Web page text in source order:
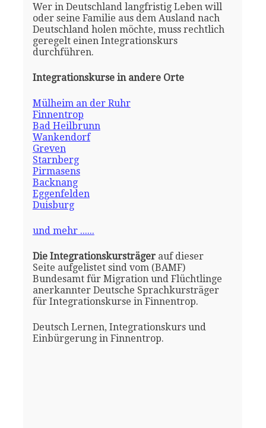
Wer in Deutschland langfristig Leben will
oder seine Familie aus dem Ausland nach
Deutschland holen möchte, muss rechtlich
geregelt einen Integrationskurs
durchführen.
Integrationskurse in andere Orte
Mülheim an der Ruhr
Finnentrop
Bad Heilbrunn
Wankendorf
Greven
Starnberg
Pirmasens
Backnang
Eggenfelden
Duisburg
und mehr ......
Die Integrationskursträgerauf dieser
Seite aufgelistet sind vom (BAMF)
Bundesamt für Migration und Flüchtlinge
anerkannter Deutsche Sprachkursträger
für Integrationskurse in Finnentrop.
Deutsch Lernen, Integrationskurs und
Einbürgerung in Finnentrop.